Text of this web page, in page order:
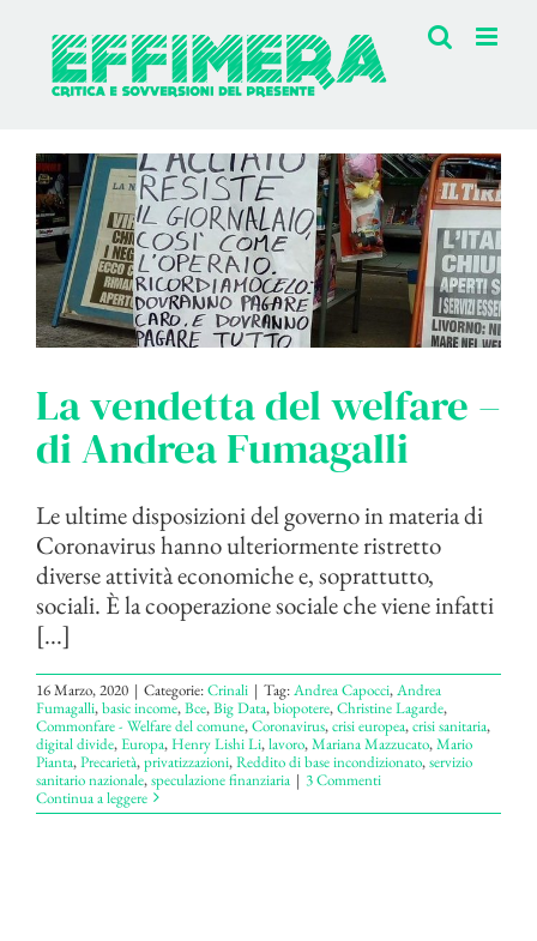
contenuto
La vendetta del welfare –
di Andrea Fumagalli
Le ultime disposizioni del governo in materia di
Coronavirus hanno ulteriormente ristretto
diverse attività economiche e, soprattutto,
sociali. È la cooperazione sociale che viene infatti
[...]
16 Marzo, 2020 | Categorie:Crinali | Tag:Andrea Capocci,Andrea
Fumagalli,basic income,Bce,Big Data,biopotere,Christine Lagarde,
Commonfare - Welfare del comune,Coronavirus,crisi europea,crisi sanitaria,
digital divide,Europa,Henry Lishi Li,lavoro,Mariana Mazzucato,Mario
Pianta,Precarietà,privatizzazioni,Reddito di base incondizionato,servizio
sanitario nazionale,speculazione finanziaria | 3 Commenti
Continua a leggere